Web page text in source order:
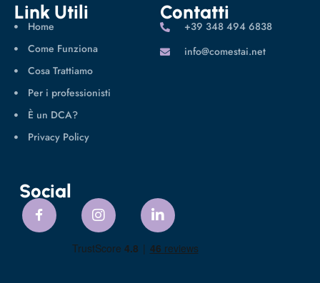
Link Utili
Home
Come Funziona
Cosa Trattiamo
Per i professionisti
È un DCA?
Privacy Policy
Contatti
‪+39 348 494 6838
info@comestai.net
Social